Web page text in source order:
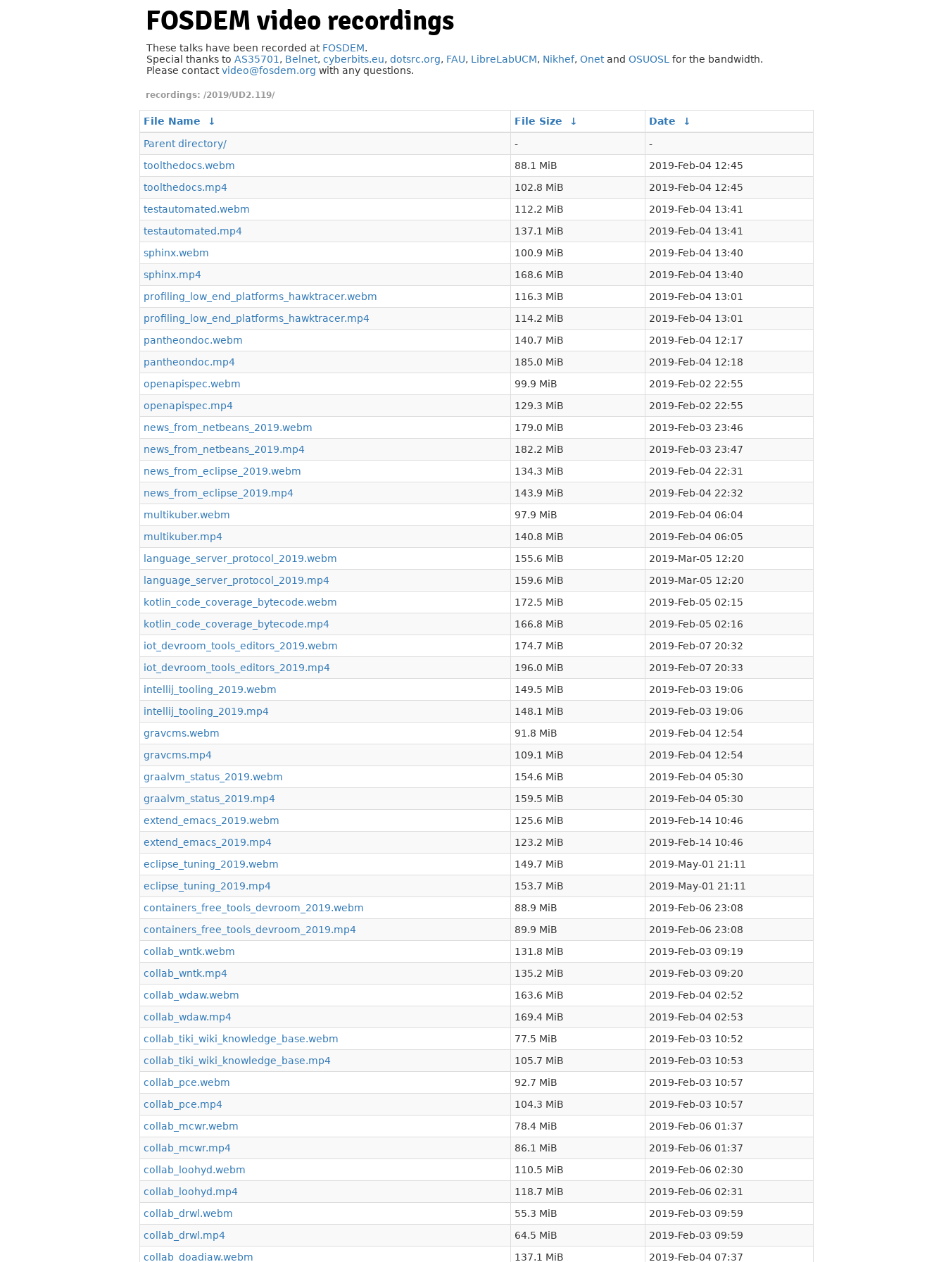
FOSDEM video recordings
These talks have been recorded at FOSDEM.
Special thanks to AS35701 , Belnet, cyberbits.eu, dotsrc.org, FAU, LibreLabUCM, Nikhef, Onetand OSUOSL for the bandwidth.
Please contactvideo@fosdem.org with any questions.
/2019/UD2.119/
File Name ↓ File Size ↓ Date
↓
Parent directory/
-
-
toolthedocs.webm
88.1 MiB
2019-Feb-04 12:45
toolthedocs.mp4
102.8 MiB
2019-Feb-04 12:45
testautomated.webm
112.2 MiB
2019-Feb-04 13:41
testautomated.mp4
137.1 MiB
2019-Feb-04 13:41
sphinx.webm
100.9 MiB
2019-Feb-04 13:40
sphinx.mp4
168.6 MiB
2019-Feb-04 13:40
profiling_low_end_platforms_hawktracer.webm
116.3 MiB
2019-Feb-04 13:01
profiling_low_end_platforms_hawktracer.mp4
114.2 MiB
2019-Feb-04 13:01
pantheondoc.webm
140.7 MiB
2019-Feb-04 12:17
pantheondoc.mp4
185.0 MiB
2019-Feb-04 12:18
openapispec.webm
99.9 MiB
2019-Feb-02 22:55
openapispec.mp4
129.3 MiB
2019-Feb-02 22:55
news_from_netbeans_2019.webm
179.0 MiB
2019-Feb-03 23:46
news_from_netbeans_2019.mp4
182.2 MiB
2019-Feb-03 23:47
news_from_eclipse_2019.webm
134.3 MiB
2019-Feb-04 22:31
news_from_eclipse_2019.mp4
143.9 MiB
2019-Feb-04 22:32
multikuber.webm
97.9 MiB
2019-Feb-04 06:04
multikuber.mp4
140.8 MiB
2019-Feb-04 06:05
language_server_protocol_2019.webm
155.6 MiB
2019-Mar-05 12:20
language_server_protocol_2019.mp4
159.6 MiB
2019-Mar-05 12:20
kotlin_code_coverage_bytecode.webm
172.5 MiB
2019-Feb-05 02:15
kotlin_code_coverage_bytecode.mp4
166.8 MiB
2019-Feb-05 02:16
iot_devroom_tools_editors_2019.webm
174.7 MiB
2019-Feb-07 20:32
iot_devroom_tools_editors_2019.mp4
196.0 MiB
2019-Feb-07 20:33
intellij_tooling_2019.webm
149.5 MiB
2019-Feb-03 19:06
intellij_tooling_2019.mp4
148.1 MiB
2019-Feb-03 19:06
gravcms.webm
91.8 MiB
2019-Feb-04 12:54
gravcms.mp4
109.1 MiB
2019-Feb-04 12:54
graalvm_status_2019.webm
154.6 MiB
2019-Feb-04 05:30
graalvm_status_2019.mp4
159.5 MiB
2019-Feb-04 05:30
extend_emacs_2019.webm
125.6 MiB
2019-Feb-14 10:46
extend_emacs_2019.mp4
123.2 MiB
2019-Feb-14 10:46
eclipse_tuning_2019.webm
149.7 MiB
2019-May-01 21:11
eclipse_tuning_2019.mp4
153.7 MiB
2019-May-01 21:11
containers_free_tools_devroom_2019.webm
88.9 MiB
2019-Feb-06 23:08
containers_free_tools_devroom_2019.mp4
89.9 MiB
2019-Feb-06 23:08
collab_wntk.webm
131.8 MiB
2019-Feb-03 09:19
collab_wntk.mp4
135.2 MiB
2019-Feb-03 09:20
collab_wdaw.webm
163.6 MiB
2019-Feb-04 02:52
collab_wdaw.mp4
169.4 MiB
2019-Feb-04 02:53
collab_tiki_wiki_knowledge_base.webm
77.5 MiB
2019-Feb-03 10:52
collab_tiki_wiki_knowledge_base.mp4
105.7 MiB
2019-Feb-03 10:53
collab_pce.webm
92.7 MiB
2019-Feb-03 10:57
collab_pce.mp4
104.3 MiB
2019-Feb-03 10:57
collab_mcwr.webm
78.4 MiB
2019-Feb-06 01:37
collab_mcwr.mp4
86.1 MiB
2019-Feb-06 01:37
collab_loohyd.webm
110.5 MiB
2019-Feb-06 02:30
collab_loohyd.mp4
118.7 MiB
2019-Feb-06 02:31
collab_drwl.webm
55.3 MiB
2019-Feb-03 09:59
collab_drwl.mp4
64.5 MiB
2019-Feb-03 09:59
collab_doadiaw.webm
137.1 MiB 2019-Feb-04 07:37